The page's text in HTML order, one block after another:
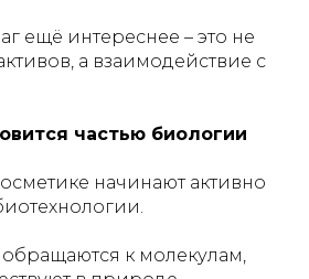
ещё интереснее – это не
а взаимодействие с
частью биологии
начинают активно
к молекулам,